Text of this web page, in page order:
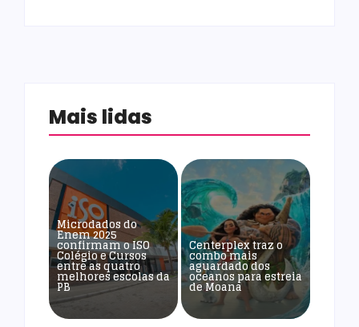
Mais lidas
Microdados do
Enem 2025
confirmam o ISO
Colégio e Cursos
entre as quatro
melhores escolas da
PB
Centerplex traz o
combo mais
aguardado dos
oceanos para estreia
de Moana